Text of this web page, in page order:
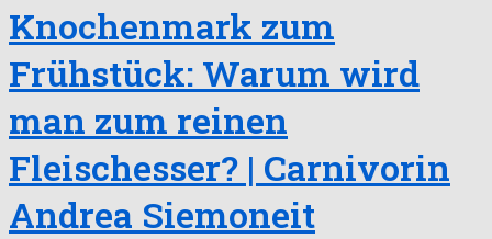
Knochenmark zum
Frühstück: Warum wird
man zum reinen
Fleischesser? | Carnivorin
Andrea Siemoneit